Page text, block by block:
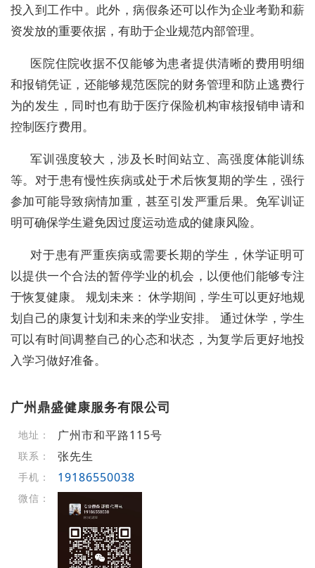
投入到工作中。此外，病假条还可以作为企业考勤和薪
资发放的重要依据，有助于企业规范内部管理。
医院住院收据不仅能够为患者提供清晰的费用明细
和报销凭证，还能够规范医院的财务管理和防止逃费行
为的发生，同时也有助于医疗保险机构审核报销申请和
控制医疗费用。
军训强度较大，涉及长时间站立、高强度体能训练
等。对于患有慢性疾病或处于术后恢复期的学生，强行
参加可能导致病情加重，甚至引发严重后果。免军训证
明可确保学生避免因过度运动造成的健康风险。
对于患有严重疾病或需要长期的学生，休学证明可
以提供一个合法的暂停学业的机会，以便他们能够专注
于恢复健康。 规划未来： 休学期间，学生可以更好地规
划自己的康复计划和未来的学业安排。 通过休学，学生
可以有时间调整自己的心态和状态，为复学后更好地投
入学习做好准备。
广州鼎盛健康服务有限公司
地址： 广州市和平路115号
联系： 张先生
手机： 19186550038
微信：